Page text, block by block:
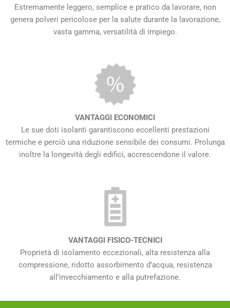
Estremamente leggero, semplice e pratico da lavorare, non
genera polveri pericolose per la salute durante la lavorazione,
vasta gamma, versatilità di impiego.
VANTAGGI ECONOMICI
Le sue doti isolanti garantiscono eccellenti prestazioni
termiche e perciò una riduzione sensibile dei consumi. Prolunga
inoltre la longevità degli edifici, accrescendone il valore.
VANTAGGI FISICO-TECNICI
Proprietà di isolamento eccezionali, alta resistenza alla
compressione, ridotto assorbimento d’acqua, resistenza
all’invecchiamento e alla putrefazione.